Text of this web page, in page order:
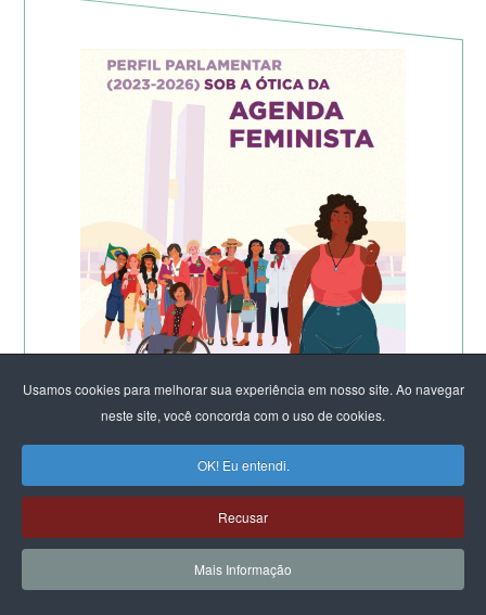
Usamos cookies para melhorar sua experiência em nosso site. Ao navegar
neste site, você concorda com o uso de cookies.
OK! Eu entendi.
Recusar
Mais Informação